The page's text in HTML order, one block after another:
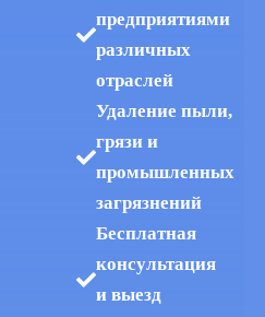
предприятиями
различных
отраслей
Удаление пыли,
грязи и
промышленных
загрязнений
Бесплатная
консультация
и выезд